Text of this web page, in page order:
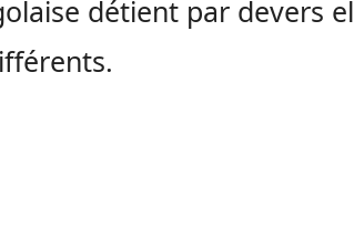
détient par devers